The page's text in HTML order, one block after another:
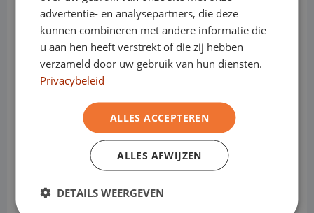
Achterbank in delen neerklapbaar
Adaptieve bochtenverlichting
advertentie- en analysepartners, die deze
kunnen combineren met andere informatie die
u aan hen heeft verstrekt of die zij hebben
verzameld door uw gebruik van hun diensten.
Privacybeleid
ALLES ACCEPTEREN
ALLES AFWIJZEN
DETAILS WEERGEVEN